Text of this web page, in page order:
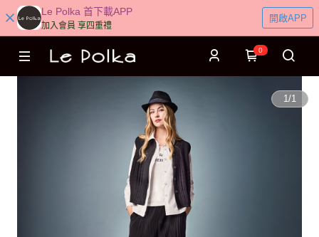
Le Polka 首下載APP
加入會員 享四重禮
開啟APP
0
1/1